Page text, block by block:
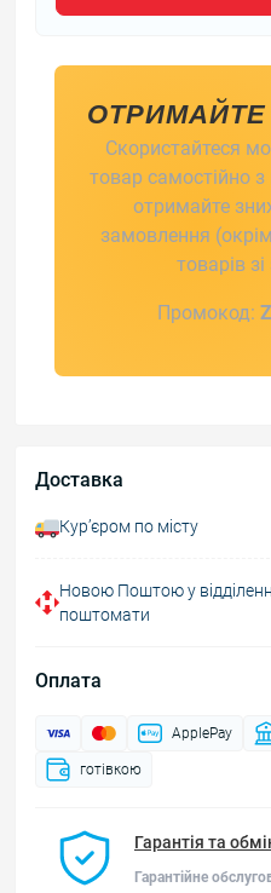
ОТРИМАЙТЕ
Скористайтеся
товар самостійно
отримайте
замовлення
товарів
Промокод:
Доставка
Курʼєром по місту
Новою Поштою у
поштомати
Оплата
ApplePay
готівкою
Гарантія та
Гарантійне